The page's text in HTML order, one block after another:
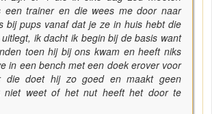
trainer en die wees me door naar
bij pups vanaf dat je ze in huis hebt die
ik dacht ik begin bij de basis want
toen hij bij ons kwam en heeft niks
in een bench met een doek erover voor
die doet hij zo goed en maakt geen
niet weet of het nut heeft het door te